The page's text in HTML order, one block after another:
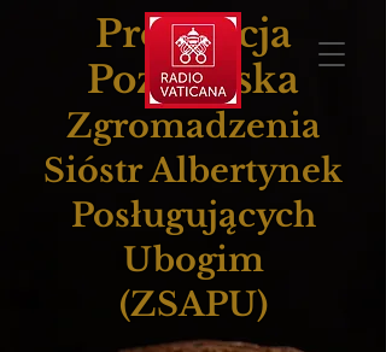
Prowincja
Poznańska
Zgromadzenia
Sióstr Albertynek
Posługujących
Ubogim
(ZSAPU)